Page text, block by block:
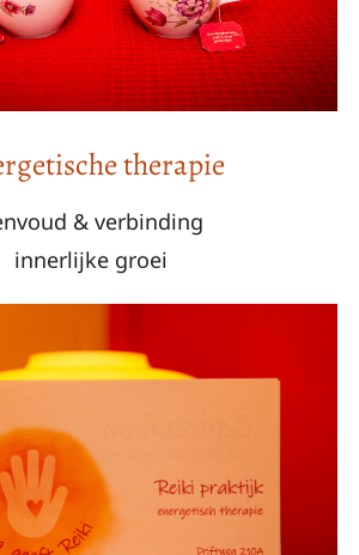
therapie
& verbinding
innerlijke groei